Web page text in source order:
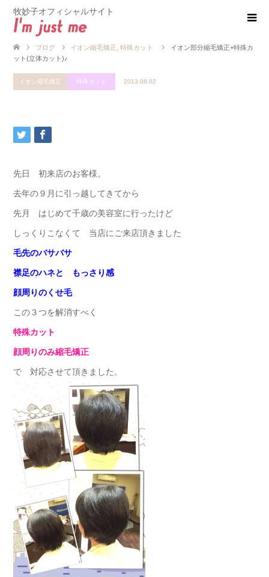
牧妙子オフィシャルサイト
ブログ イオン縮毛矯正 特殊カット
イオン部分縮毛矯正+特殊カ
ット(立体カット)♪
イオン縮毛矯正 特殊カット 2013.08.02
先日 初来店のお客様。
去年の９月に引っ越してきてから
先月 はじめて千歳の美容室に行ったけど
しっくりこなくて 当店にご来店頂きました
毛先のバサバサ
襟足のハネと もっさり感
顔周りのくせ毛
この３つを解消すべく
特殊カット
顔周りのみ縮毛矯正
で 対応させて頂きました。